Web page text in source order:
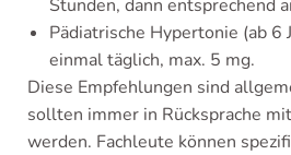
Stunden, dann entsprechend
Pädiatrische Hypertonie (ab 6
einmal täglich, max. 5 mg.
Diese Empfehlungen sind
sollten immer in Rücksprache
werden. Fachleute können